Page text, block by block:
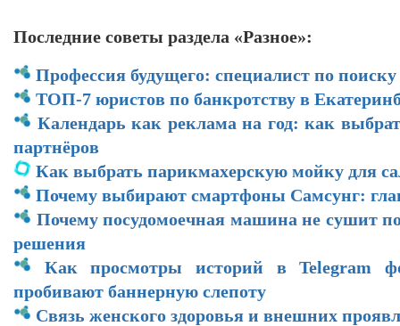
Последние советы раздела «Разное»:
Профессия будущего: специалист по
ТОП-7 юристов по банкротству в
Календарь как реклама на год: как
партнёров
Как выбрать парикмахерскую мойку для
Почему выбирают смартфоны Самсунг:
Почему посудомоечная машина не сушит
решения
Как просмотры историй в Telegram
пробивают баннерную слепоту
Связь женского здоровья и внешних